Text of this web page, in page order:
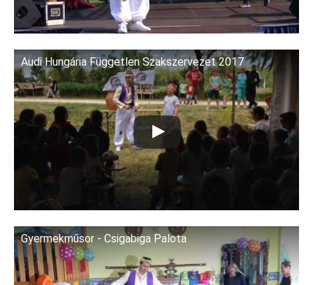
Audi Hungária Független Szakszervezet 2017
Gyermekműsor - Csigabiga Palota